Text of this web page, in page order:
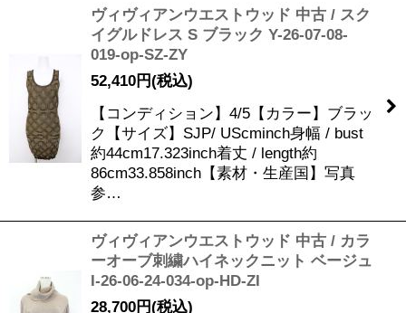
ヴィヴィアンウエストウッド 中古 / スク
イグルドレス S ブラック Y-26-07-08-
019-op-SZ-ZY
52,410円(税込)
【コンディション】4/5【カラー】ブラッ
ク【サイズ】SJP/ UScminch身幅 / bust
約44cm17.323inch着丈 / length約
86cm33.858inch【素材・生産国】写真
参…
ヴィヴィアンウエストウッド 中古 / カラ
ーオーブ刺繍ハイネックニット ベージュ
I-26-06-24-034-op-HD-ZI
28,700円(税込)